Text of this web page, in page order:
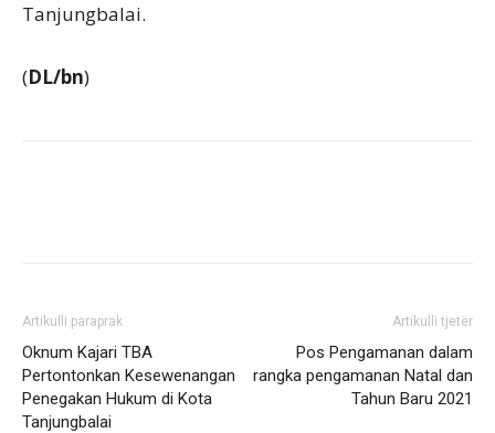
Tanjungbalai.
(DL/bn)
Artikulli paraprak
Oknum Kajari TBA
Pertontonkan Kesewenangan
Penegakan Hukum di Kota
Tanjungbalai
Artikulli tjetër
Pos Pengamanan dalam
rangka pengamanan Natal dan
Tahun Baru 2021